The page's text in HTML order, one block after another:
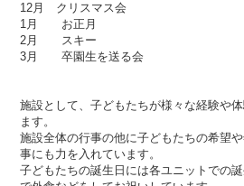
12月 クリスマス会
1月 お正月
2月 スキー
3月 卒園生を送る会
施設として、子どもたちが様々な経験や
ます。
施設全体の行事の他に子どもたちの希望
事にも力を入れています。
子どもたちの誕生日には各ユニットでの